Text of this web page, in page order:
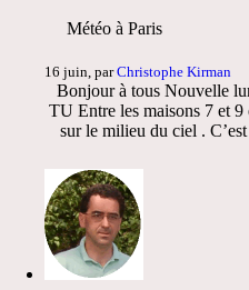
Météo à Paris
16 juin, parChristophe Kirman
Bonjour à tous Nouvelle
TU Entre les maisons 7 et
sur le milieu du ciel .